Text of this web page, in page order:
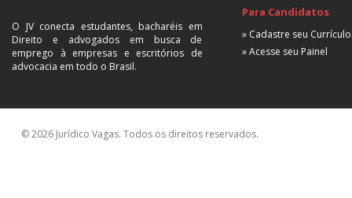
O JV conecta estudantes, bacharéis em
Direito e advogados em busca de
emprego à empresas e escritórios de
advocacia em todo o Brasil.
Para Candidatos
» Cadastre seu Currículo
» Acesse seu Painel
© 2026 Jurídico Vagas. Todos os direitos reservados.